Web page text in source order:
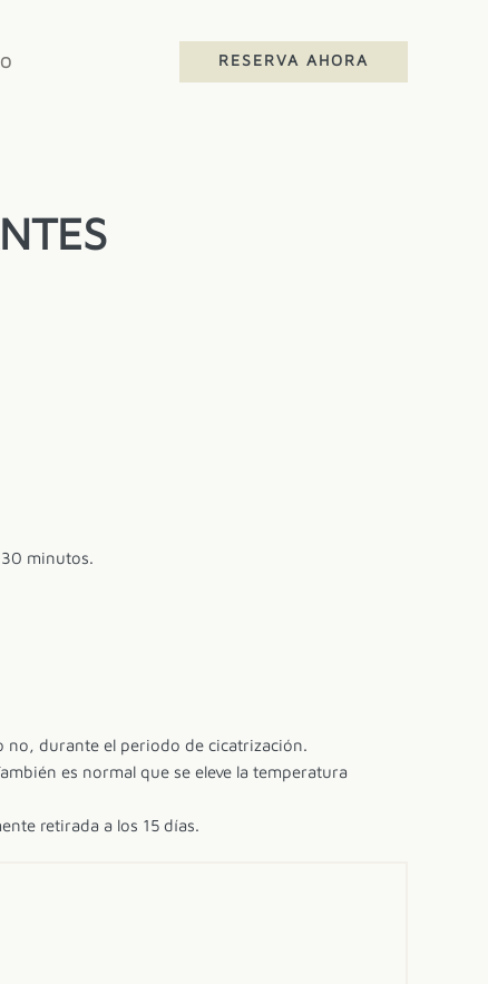
RESERVA AHORA
minutos.
no, durante el periodo de cicatrización.
es normal que se eleve la temperatura
retirada a los 15 días.